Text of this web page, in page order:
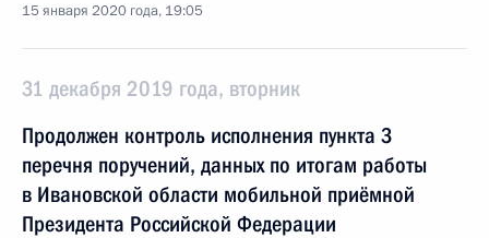
15 января 2020 года, 19:05
31 декабря 2019 года, вторник
Продолжен контроль исполнения пункта 3
перечня поручений, данных по итогам работы
в Ивановской области мобильной приёмной
Президента Российской Федерации